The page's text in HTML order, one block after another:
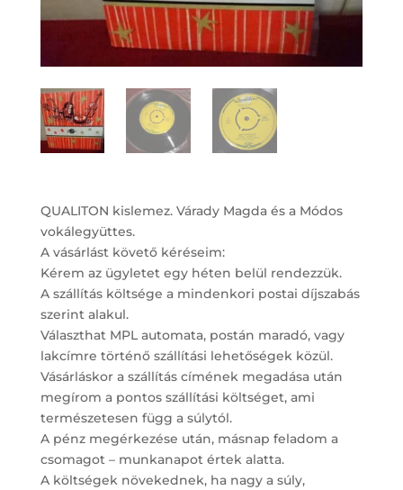
QUALITON kislemez. Várady Magda és a Módos
vokálegyüttes.
A vásárlást követő kéréseim:
Kérem az ügyletet egy héten belül rendezzük.
A szállítás költsége a mindenkori postai díjszabás
szerint alakul.
Választhat MPL automata, postán maradó, vagy
lakcímre történő szállítási lehetőségek közül.
Vásárláskor a szállítás címének megadása után
megírom a pontos szállítási költséget, ami
természetesen függ a súlytól.
A pénz megérkezése után, másnap feladom a
csomagot – munkanapot értek alatta.
A költségek növekednek, ha nagy a súly,